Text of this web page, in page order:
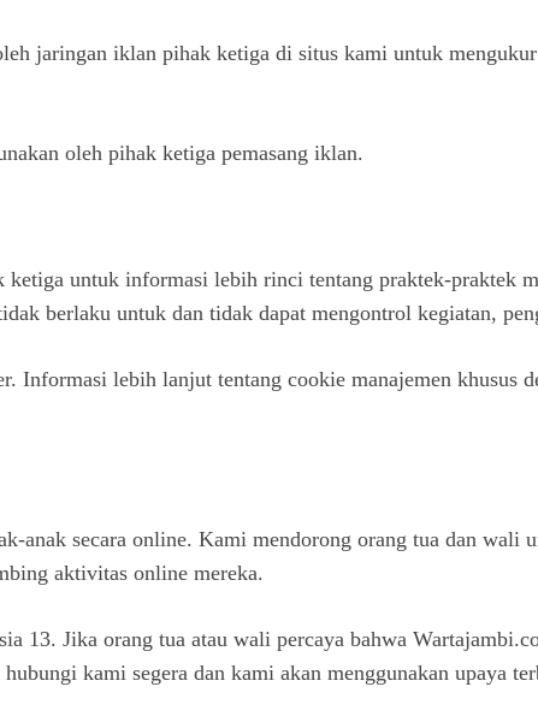
jaringan iklan pihak ketiga di situs kami untuk
oleh pihak ketiga pemasang iklan.
untuk informasi lebih rinci tentang praktek-praktek
berlaku untuk dan tidak dapat mengontrol kegiatan,
lebih lanjut tentang cookie manajemen khusus
anak secara online. Kami mendorong orang tua dan wali
aktivitas online mereka.
13. Jika orang tua atau wali percaya bahwa
kami segera dan kami akan menggunakan upaya